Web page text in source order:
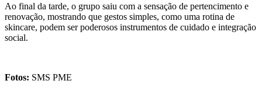
Ao final da tarde, o grupo saiu com a sensação de pertencimento e
renovação, mostrando que gestos simples, como uma rotina de
skincare, podem ser poderosos instrumentos de cuidado e integração
social.
Fotos: SMS PME